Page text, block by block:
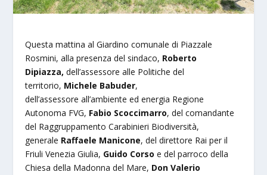
Questa mattina al Giardino comunale di Piazzale
Rosmini, alla presenza del sindaco, Roberto
Dipiazza,dell’assessore alle Politiche del
territorio, Michele Babuder,
dell’assessore all’ambiente ed energia Regione
Autonoma FVG, Fabio Scoccimarro, del comandante
del Raggruppamento Carabinieri Biodiversità,
generale Raffaele Manicone, del direttore Rai per il
Friuli Venezia Giulia, Guido Corsoe del parroco della
Chiesa della Madonna del Mare, Don Valerio